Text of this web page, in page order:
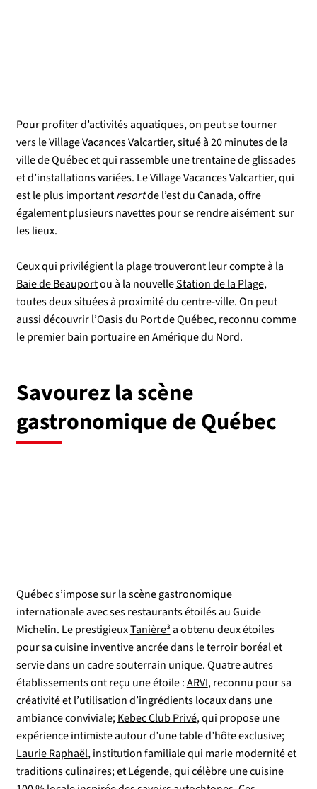
Pour profiter d’activités aquatiques, on peut se tourner
vers leVillage Vacances Valcartier, situé à 20 minutes de la
ville de Québec et qui rassemble une trentaine de glissades
et d’installations variées. Le Village Vacances Valcartier, qui
est le plus importantresortde l’est du Canada, offre
également plusieurs navettes pour se rendre aisément sur
les lieux.
Ceux qui privilégient la plage trouveront leur compte à la
Baie de Beauportou à la nouvelleStation de la Plage,
toutes deux situées à proximité du centre-ville. On peut
aussi découvrir l’Oasis du Port de Québec, reconnu comme
le premier bain portuaire en Amérique du Nord.
Savourez la scène
gastronomique de Québec
Québec s’impose sur la scène gastronomique
internationale avec ses restaurants étoilés au Guide
Michelin. Le prestigieuxTanière³a obtenu deux étoiles
pour sa cuisine inventive ancrée dans le terroir boréal et
servie dans un cadre souterrain unique. Quatre autres
établissements ont reçu une étoile :ARVI, reconnu pour sa
créativité et l’utilisation d’ingrédients locaux dans une
ambiance conviviale;Kebec Club Privé, qui propose une
expérience intimiste autour d’une table d’hôte exclusive;
Laurie Raphaël, institution familiale qui marie modernité et
traditions culinaires; etLégende, qui célèbre une cuisine